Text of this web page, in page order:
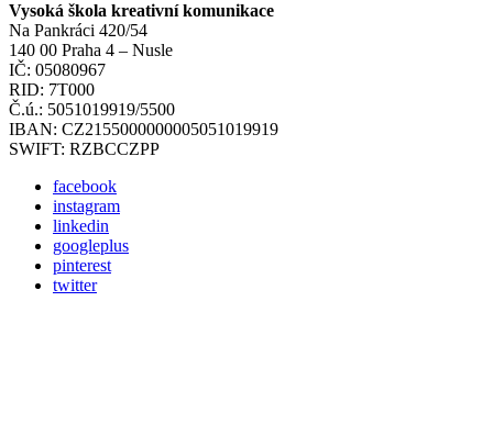
Vysoká škola kreativní komunikace
Na Pankráci 420/54
140 00 Praha 4 – Nusle
IČ: 05080967
RID: 7T000
Č.ú.: 5051019919/5500
IBAN: CZ2155000000005051019919
SWIFT: RZBCCZPP
facebook
instagram
linkedin
googleplus
pinterest
twitter